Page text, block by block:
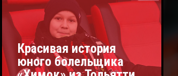
Красивая история
юного болельщика